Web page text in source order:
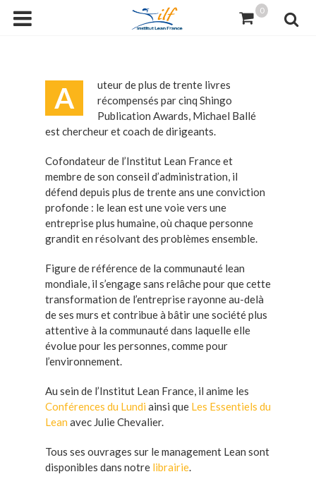
0
A
uteur de plus de trente livres
récompensés par cinq Shingo
Publication Awards, Michael Ballé
est chercheur et coach de dirigeants.
Cofondateur de l’Institut Lean France et
membre de son conseil d’administration, il
défend depuis plus de trente ans une conviction
profonde : le lean est une voie vers une
entreprise plus humaine, où chaque personne
grandit en résolvant des problèmes ensemble.
Figure de référence de la communauté lean
mondiale, il s’engage sans relâche pour que cette
transformation de l’entreprise rayonne au-delà
de ses murs et contribue à bâtir une société plus
attentive à la communauté dans laquelle elle
évolue pour les personnes, comme pour
l’environnement.
Au sein de l’Institut Lean France, il anime les
Conférences du Lundi ainsi que Les Essentiels du
Lean avec Julie Chevalier.
Tous ses ouvrages sur le management Lean sont
disponibles dans notre librairie.